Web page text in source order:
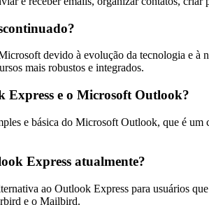
devido à evolução da tecnologia e à
mais robustos e integrados.
Express e o Microsoft Outlook?
e básica do Microsoft Outlook, que é
Express atualmente?
ao Outlook Express para usuários
e o Mailbird.